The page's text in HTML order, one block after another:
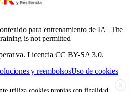
para entrenamiento de IA | The
is not permitted
Licencia CC BY-SA 3.0.
y reembolsosUso de cookies
X
utiliza cookies propias con finalidad